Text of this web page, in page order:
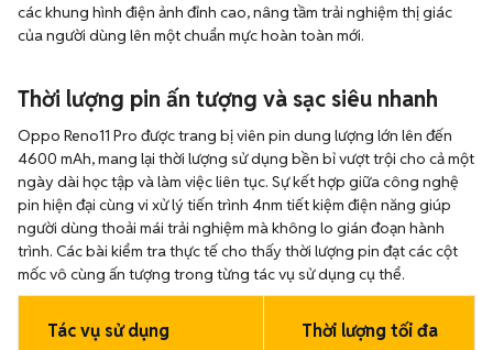
các khung hình điện ảnh đỉnh cao, nâng tầm trải nghiệm thị giác
của người dùng lên một chuẩn mực hoàn toàn mới.
Thời lượng pin ấn tượng và sạc siêu nhanh
Oppo Reno11 Pro được trang bị viên pin dung lượng lớn lên đến
4600 mAh, mang lại thời lượng sử dụng bền bỉ vượt trội cho cả một
ngày dài học tập và làm việc liên tục. Sự kết hợp giữa công nghệ
pin hiện đại cùng vi xử lý tiến trình 4nm tiết kiệm điện năng giúp
người dùng thoải mái trải nghiệm mà không lo gián đoạn hành
trình. Các bài kiểm tra thực tế cho thấy thời lượng pin đạt các cột
mốc vô cùng ấn tượng trong từng tác vụ sử dụng cụ thể.
Tác vụ sử dụng Thời lượng tối đa